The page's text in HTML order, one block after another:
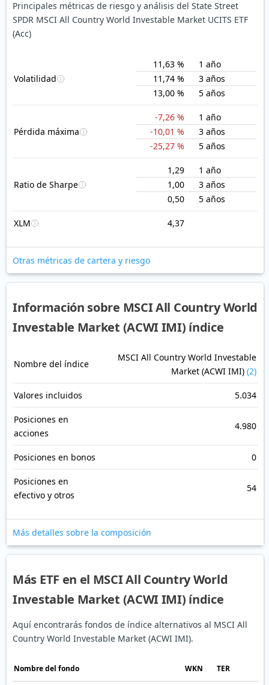
Principales métricas de riesgo y análisis del State Street
SPDR MSCI All Country World Investable Market UCITS ETF
(Acc)
Volatilidad
11,63 %
1 año
11,74 %
3 años
13,00 %
5 años
Pérdida máxima
-7,26 %
1 año
-10,01 %
3 años
-25,27 %
5 años
Ratio de Sharpe
1,29
1 año
1,00
3 años
0,50
5 años
XLM 4,37
Otras métricas de cartera y riesgo
Información sobre MSCI All Country World
Investable Market (ACWI IMI) índice
Nombre del índice
MSCI All Country World Investable
Market (ACWI IMI) (2)
Valores incluidos 5.034
Posiciones en
acciones
4.980
Posiciones en bonos 0
Posiciones en
efectivo y otros
54
Más detalles sobre la composición
Más ETF en el MSCI All Country World
Investable Market (ACWI IMI) índice
Aquí encontrarás fondos de índice alternativos al MSCI All
Country World Investable Market (ACWI IMI).
Nombre del fondo WKN TER